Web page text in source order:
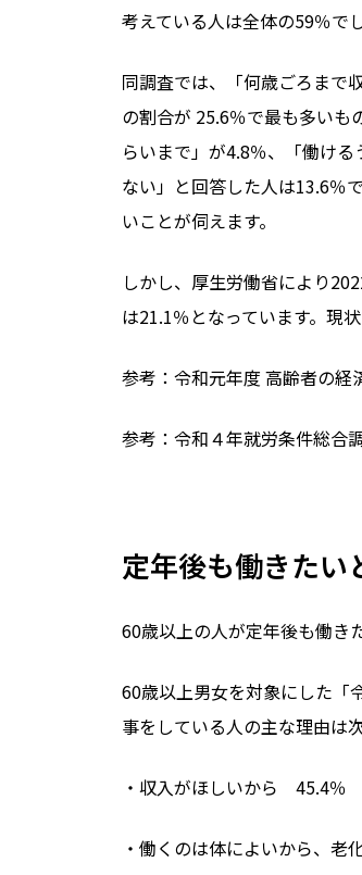
考えている人は全体の59％で
同調査では、「何歳ごろまで
の割合が 25.6％で最も多いも
らいまで」が4.8％、「働ける
ない」と回答した人は13.6％
いことが伺えます。
しかし、厚生労働省により
は21.1％となっています。現
参考：令和元年度 高齢者の
参考： 令和４年就労条件総合
定年後も働きたい
60歳以上の人が定年後も働き
60歳以上男女を対象にした
事をしている人の主な理由は
・収入がほしいから 45.4％
・働くのは体によいから、